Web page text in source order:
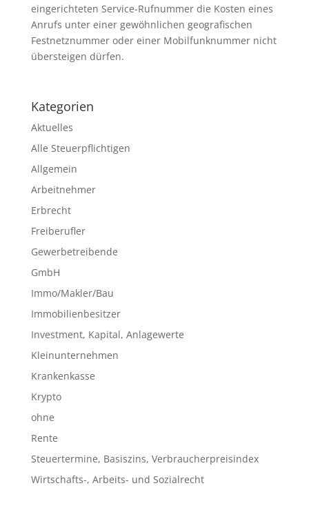
eingerichteten Service-Rufnummer die Kosten eines
Anrufs unter einer gewöhnlichen geografischen
Festnetznummer oder einer Mobilfunknummer nicht
übersteigen dürfen.
Kategorien
Aktuelles
Alle Steuerpflichtigen
Allgemein
Arbeitnehmer
Erbrecht
Freiberufler
Gewerbetreibende
GmbH
Immo/Makler/Bau
Immobilienbesitzer
Investment, Kapital, Anlagewerte
Kleinunternehmen
Krankenkasse
Krypto
ohne
Rente
Steuertermine, Basiszins, Verbraucherpreisindex
Wirtschafts-, Arbeits- und Sozialrecht